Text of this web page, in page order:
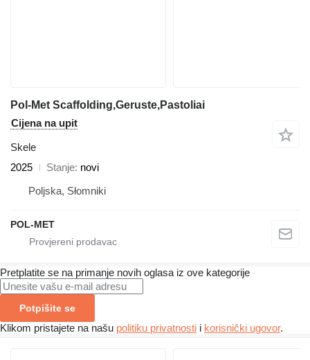
Pol-Met Scaffolding,Geruste,Pastoliai
Cijena na upit
Skele
2025
Stanje novi
Poljska, Słomniki
POL-MET
Pretplatite se na primanje novih oglasa iz ove kategorije
Potpišite se
Klikom pristajete na našu politiku privatnosti i korisnički ugovor.